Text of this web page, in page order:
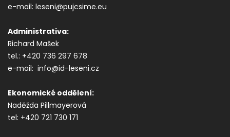
e-mail: leseni@pujcsime.eu
Administrativa:
Richard Mašek
tel.: +420 736 297 678
e-mail: info@id-leseni.cz
Ekonomické oddělení:
Naděžda Pillmayerová
tel: +420 721 730 171